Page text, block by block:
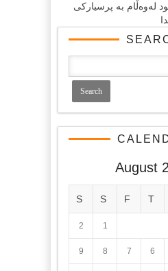
له‌وه‌ڵام به‌ پرسیاركی
August
T
F
S
S
1
2
6
7
8
9